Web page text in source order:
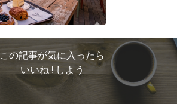
この記事が気に入ったら
いいね ! しよう